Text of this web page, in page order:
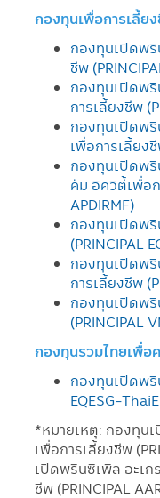
กองทุนเพื่อการเลี้ย
กองทุนเปิดพริ
ชีพ
กองทุนเปิดพริ
การเลี้ยงชีพ
กองทุนเปิดพริ
เพื่อการเลี้ยง
กองทุนเปิดพริ
คัม อิควิตี้เพื่อก
APDIRMF)
กองทุนเปิดพ
(PRINCIPAL
กองทุนเปิดพ
การเลี้ยงชีพ
กองทุนเปิดพริ
(PRINCIPAL
กองทุนรวมไทยเพื่อ
กองทุนเปิดพริ
EQESG-
*หมายเหตุ: กองทุน
เพื่อการเลี้ยงชีพ
เปิดพรินซิเพิล อะเก
ชีพ (PRINCIPAL